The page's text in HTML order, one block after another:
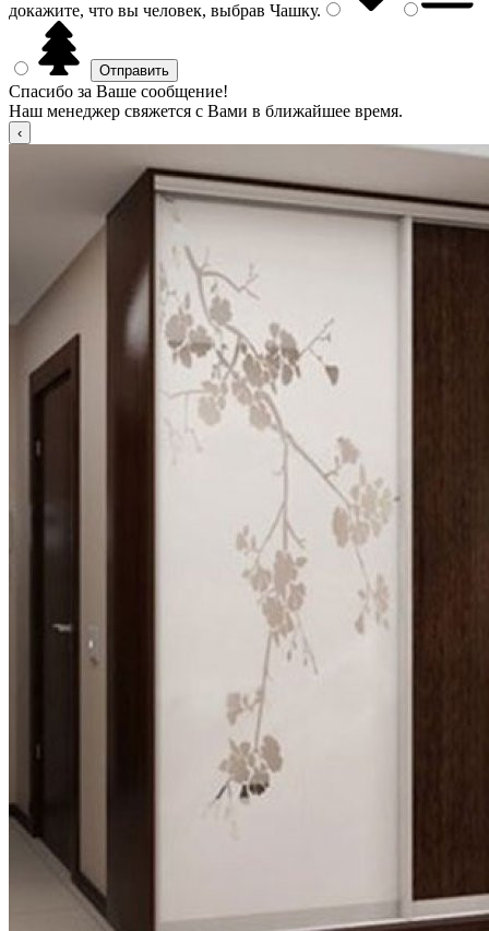
докажите, что вы человек, выбрав Чашку.
Спасибо за Ваше сообщение!
Наш менеджер свяжется с Вами в ближайшее время.